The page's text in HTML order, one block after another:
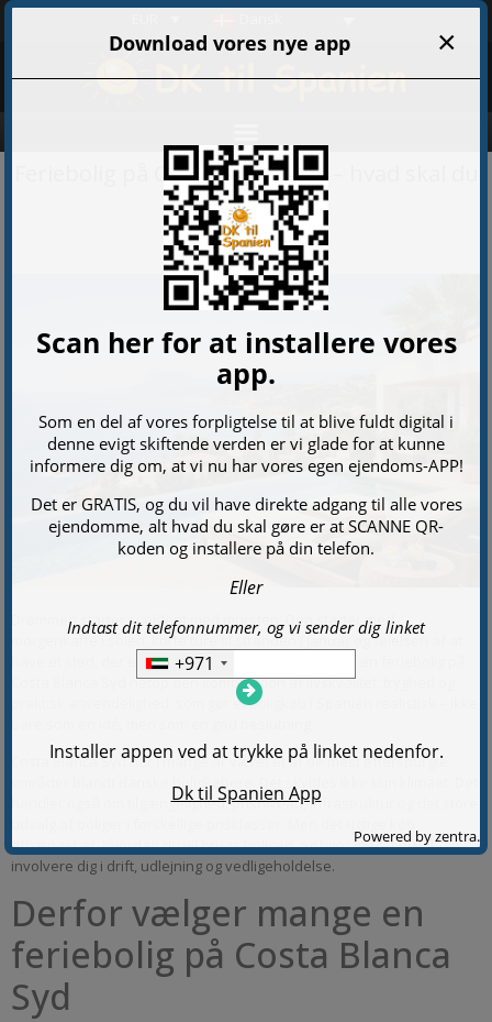
Feriebolig på Costa Blanca Syd – hvad skal du
vælge?
06-04-2026 02:55
Drømmen starter sjældent med mursten. Den starter med
morgenkaffe i solen, korte ture til stranden i januar og følelsen af at
have et sted, der er dit eget. For mange danskere er en feriebolig på
Costa Blanca Syd netop den kombination af livskvalitet, tryghed og
praktisk anvendelighed, som gør et boligkøb i Spanien realistisk – ikke
Costa Blanca Syd har i mange år været et af de mest efterspurgte
områder blandt danske boligkøbere. Det skyldes ikke kun klimaet. Det
handler også om tilgængelighed, prisniveau, infrastruktur og det store
afhænger af, hvordan du vil bruge boligen, og hvor meget du vil
involvere dig i drift, udlejning og vedligeholdelse.
Derfor vælger mange en
feriebolig på Costa Blanca
Syd